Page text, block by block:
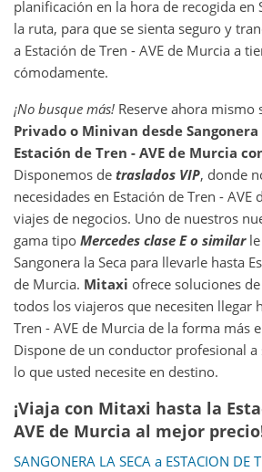
planificación en la hora de recogida en
la ruta, para que se sienta seguro y
a Estación de Tren - AVE de Murcia a
cómodamente.
¡No busque más! Reserve ahora mismo
Privado o Minivan desde Sangonera
Estación de Tren - AVE de Murcia
Disponemos de traslados VIP, donde
necesidades en Estación de Tren -
viajes de negocios. Uno de nuestros
gama tipo Mercedes clase E o similarle
Sangonera la Seca para llevarle hasta
de Murcia. Mitaxi ofrece soluciones
todos los viajeros que necesiten llegar
Tren - AVE de Murcia de la forma más
Dispone de un conductor profesional
lo que usted necesite en destino.
¡Viaja con Mitaxi hasta la
AVE de Murcia al mejor
SANGONERA LA SECA a ESTACION DE